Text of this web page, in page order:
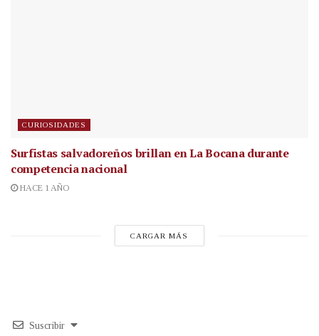
CURIOSIDADES
Surfistas salvadoreños brillan en La Bocana durante
competencia nacional
HACE 1 AÑO
CARGAR MÁS
Suscribir